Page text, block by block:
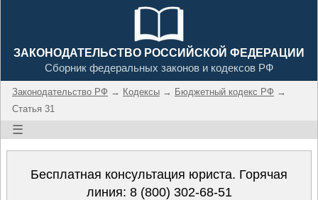
ЗАКОНОДАТЕЛЬСТВО РОССИЙСКОЙ ФЕДЕРАЦИИ
Сборник федеральных законов и кодексов РФ
Законодательство РФ → Кодексы → Бюджетный кодекс РФ →
Статья 31
☰
Бесплатная консультация юриста. Горячая
линия: 8 (800) 302-68-51